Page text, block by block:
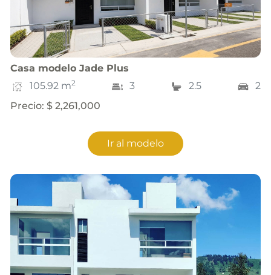
Casa modelo Jade Plus
105.92 m2 3 2.5
2
Precio: $ 2,261,000
Ir al modelo